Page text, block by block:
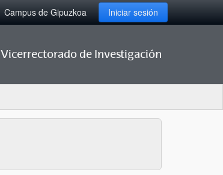
Campus de Gipuzkoa Iniciar sesión
Vicerrectorado de Investigación